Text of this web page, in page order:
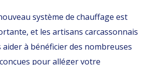
système de chauffage est
et les artisans carcassonnais
à bénéficier des nombreuses
pour alléger votre